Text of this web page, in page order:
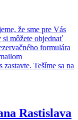
že sme pre Vás
môžete objednať
formulára
Tešíme sa na
Rastislava